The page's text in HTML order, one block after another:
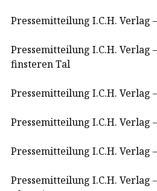
Pressemitteilung I.C.H. Verlag
Pressemitteilung I.C.H. Verlag
finsteren Tal
Pressemitteilung I.C.H. Verlag
Pressemitteilung I.C.H.
Pressemitteilung I.C.H. Verlag
Pressemitteilung I.C.H. Verlag